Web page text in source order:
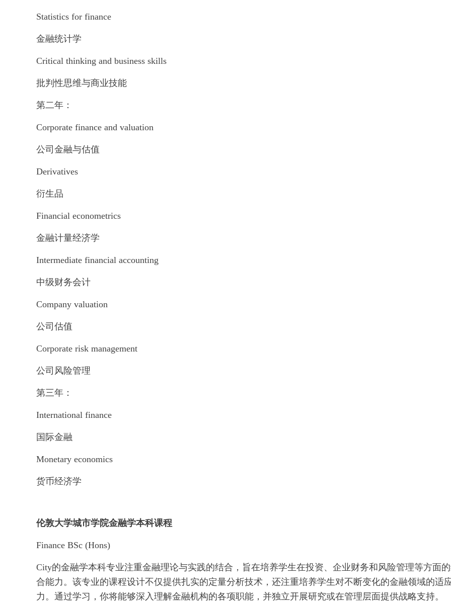
Statistics for finance
金融统计学
Critical thinking and business skills
批判性思维与商业技能
第二年：
Corporate finance and valuation
公司金融与估值
Derivatives
衍生品
Financial econometrics
金融计量经济学
Intermediate financial accounting
中级财务会计
Company valuation
公司估值
Corporate risk management
公司风险管理
第三年：
International finance
国际金融
Monetary economics
货币经济学
伦敦大学城市学院金融学本科课程
Finance BSc (Hons)
City的金融学本科专业注重金融理论与实践的结合，旨在培养学生在投资、企业财务和风险管理等方面
合能力。该专业的课程设计不仅提供扎实的定量分析技术，还注重培养学生对不断变化的金融领域的适
力。通过学习，你将能够深入理解金融机构的各项职能，并独立开展研究或在管理层面提供战略支持。